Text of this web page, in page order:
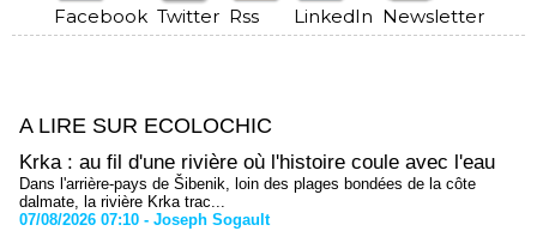
Facebook Twitter Rss LinkedIn Newsletter
A LIRE SUR ECOLOCHIC
Krka : au fil d'une rivière où l'histoire coule avec l'eau
Dans l'arrière-pays de Šibenik, loin des plages bondées de la côte
dalmate, la rivière Krka trac...
07/08/2026 07:10 - Joseph Sogault